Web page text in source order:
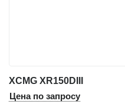
XCMG XR150DIII
Цена по запросу